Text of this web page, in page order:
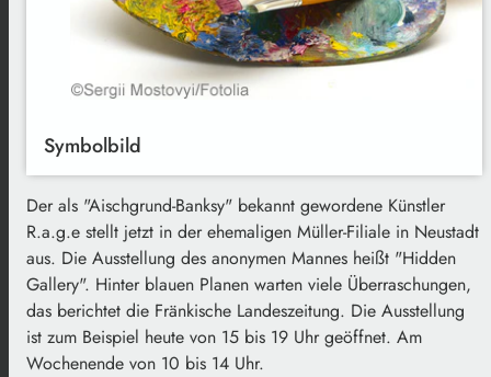
Symbolbild
Der als "Aischgrund-Banksy" bekannt gewordene Künstler
R.a.g.e stellt jetzt in der ehemaligen Müller-Filiale in Neustadt
aus. Die Ausstellung des anonymen Mannes heißt "Hidden
Gallery". Hinter blauen Planen warten viele Überraschungen,
das berichtet die Fränkische Landeszeitung. Die Ausstellung
ist zum Beispiel heute von 15 bis 19 Uhr geöffnet. Am
Wochenende von 10 bis 14 Uhr.